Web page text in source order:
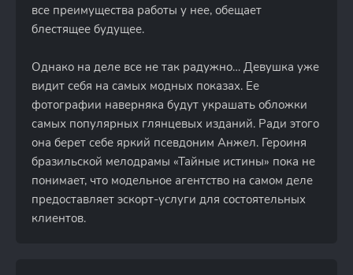
все преимущества работы у нее, обещает
блестящее будущее.
Однако на деле все не так радужно… Девушка уже
видит себя на самых модных показах. Ее
фотографии наверняка будут украшать обложки
самых популярных глянцевых изданий. Ради этого
она берет себе яркий псевдоним Анжел. Героиня
бразильской мелодрамы «Тайные истины» пока не
понимает, что модельное агентство на самом деле
предоставляет эскорт-услуги для состоятельных
клиентов.